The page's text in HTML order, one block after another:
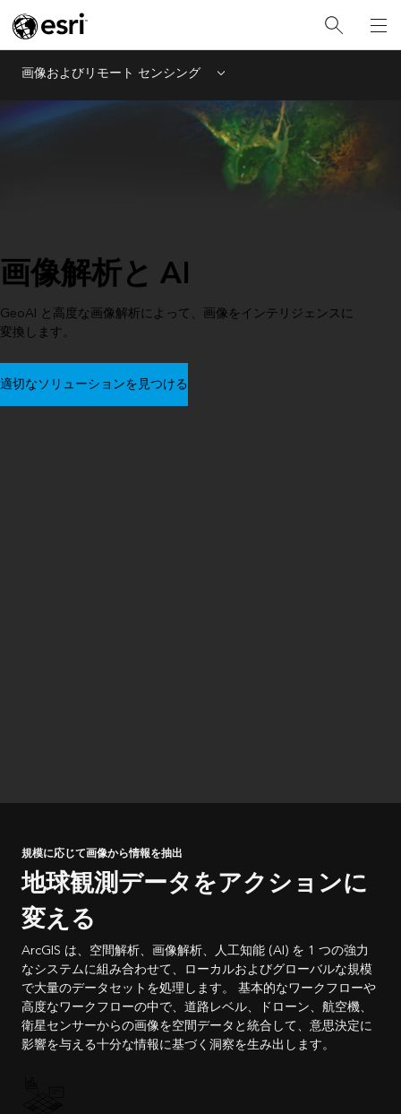
画像およびリモート センシング Menu
画像解析と AI
GeoAI と高度な画像解析によって、画像をインテリジェンスに
変換します。
適切なソリューションを見つける
規模に応じて画像から情報を抽出
地球観測データをアクションに
変える
ArcGIS は、空間解析、画像解析、人工知能 (AI) を 1 つの強力
なシステムに組み合わせて、ローカルおよびグローバルな規模
で大量のデータセットを処理します。 基本的なワークフローや
高度なワークフローの中で、道路レベル、ドローン、航空機、
衛星センサーからの画像を空間データと統合して、意思決定に
影響を与える十分な情報に基づく洞察を生み出します。